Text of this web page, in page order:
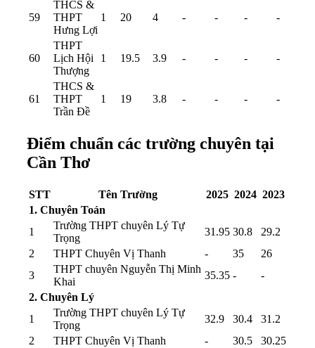
59
THCS &
THPT
Hưng Lợi
1 20 4 - - - -
60
THPT
Lịch Hội
Thượng
1 19.5 3.9 - - - -
61
THCS &
THPT
Trần Đề
1 19 3.8 - - - -
Điểm chuẩn các trường chuyên tại
Cần Thơ
STT Tên Trường 2025 2024 2023
1. Chuyên Toán
1
Trường THPT chuyên Lý Tự
Trọng
31.95 30.8
29.2
2
THPT Chuyên Vị Thanh - 35
26
3
THPT chuyên Nguyễn Thị Minh
Khai
35.35 -
-
2. Chuyên Lý
1
Trường THPT chuyên Lý Tự
Trọng
32.9 30.4
31.2
2
THPT Chuyên Vị Thanh - 30.5
30.25